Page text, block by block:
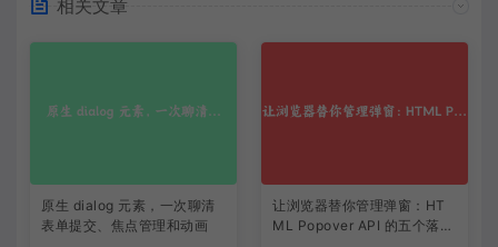
相关文章
原生 dialog 元素，一次聊清
表单提交、焦点管理和动画
让浏览器替你管理弹窗：HT
ML Popover API 的五个落地